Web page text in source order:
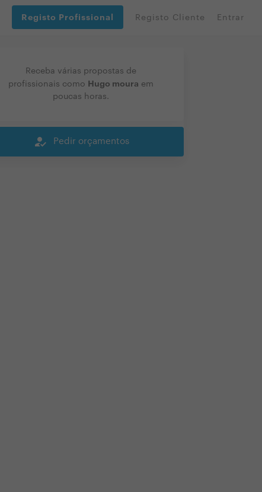
Registo Profissional Registo Cliente Entrar
Receba várias propostas de
profissionais como Hugo moura em
poucas horas.
how_to_reg Pedir orçamentos